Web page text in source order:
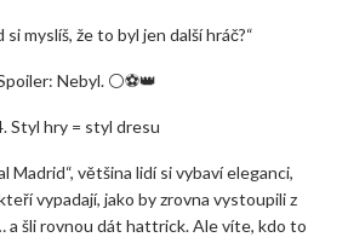
si myslíš, že to byl jen další hráč?“
Nebyl. ⚪⚽👑
Styl hry = styl dresu
Madrid“, většina lidí si vybaví eleganci,
vypadají, jako by zrovna vystoupili z
a šli rovnou dát hattrick. Ale víte, kdo to